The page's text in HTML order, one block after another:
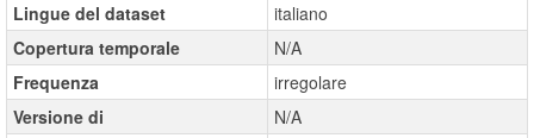
Lingue del dataset
italiano
Copertura temporale
N/A
Frequenza
irregolare
Versione di
N/A